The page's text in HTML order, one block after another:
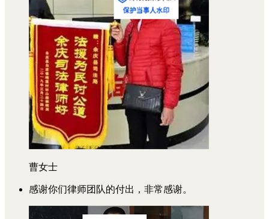
曹女士
感谢你们律师团队的付出，非常感谢。